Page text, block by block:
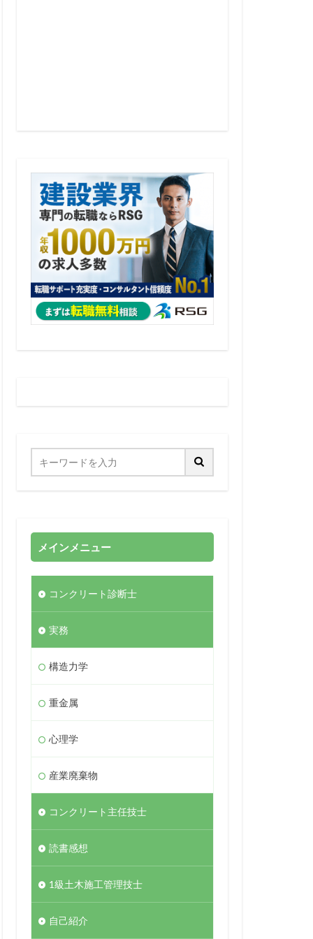
メインメニュー
コンクリート診断士
実務
構造力学
重金属
心理学
産業廃棄物
コンクリート主任技士
読書感想
1級土木施工管理技士
自己紹介